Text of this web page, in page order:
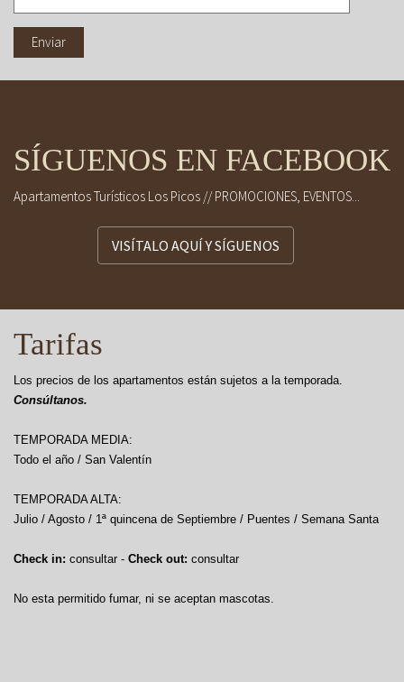
SÍGUENOS EN FACEBOOK
Apartamentos Turísticos Los Picos // PROMOCIONES, EVENTOS...
VISÍTALO AQUÍ Y SÍGUENOS
Tarifas
Los precios de los apartamentos están sujetos a la temporada.
Consúltanos.
TEMPORADA MEDIA:
Todo el año / San Valentín
TEMPORADA ALTA:
Julio / Agosto / 1ª quincena de Septiembre / Puentes / Semana Santa
Check in: consultar - Check out: consultar
No esta permitido fumar, ni se aceptan mascotas.